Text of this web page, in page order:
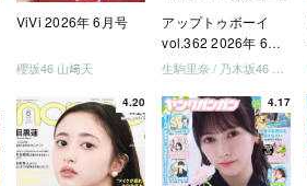
ViVi 2026年 6月号
櫻坂46 山﨑天
アップトゥボーイ
vol.362 2026年 6月
号
4.20 4.17